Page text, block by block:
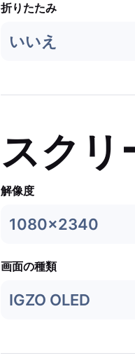
折りたたみ
いいえ
スクリ
解像度
1080x2340
画面の種類
IGZO OLED